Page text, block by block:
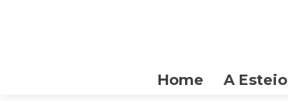
Home A Esteio